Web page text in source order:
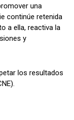
una
continúe retenida
a ella, reactiva la
y
los resultados